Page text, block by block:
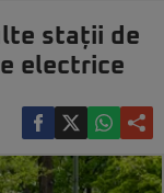
stații de
electrice